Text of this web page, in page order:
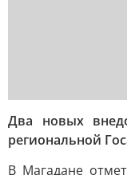
Два новых
региональной
В Магадане